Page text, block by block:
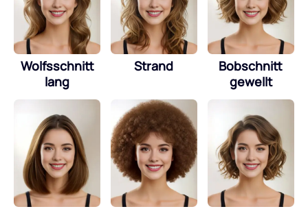
Wolfsschnitt
lang
Strand
Bobschnitt
gewellt